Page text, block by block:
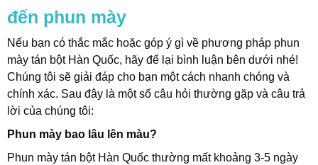
đến phun mày
Nếu bạn có thắc mắc hoặc góp ý gì về phương pháp phun
mày tán bột Hàn Quốc, hãy để lại bình luận bên dưới nhé!
Chúng tôi sẽ giải đáp cho bạn một cách nhanh chóng và
chính xác. Sau đây là một số câu hỏi thường gặp và câu trả
lời của chúng tôi:
Phun mày bao lâu lên màu?
Phun mày tán bột Hàn Quốc thường mất khoảng 3-5 ngày